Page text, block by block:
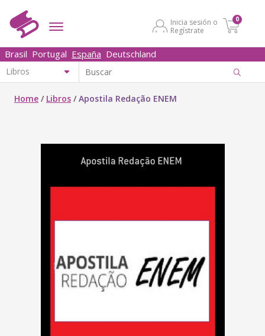
Inicia sesión o
Regístrate
0
Brasil Portugal España Deutschland
Home / Libros /Apostila Redação ENEM